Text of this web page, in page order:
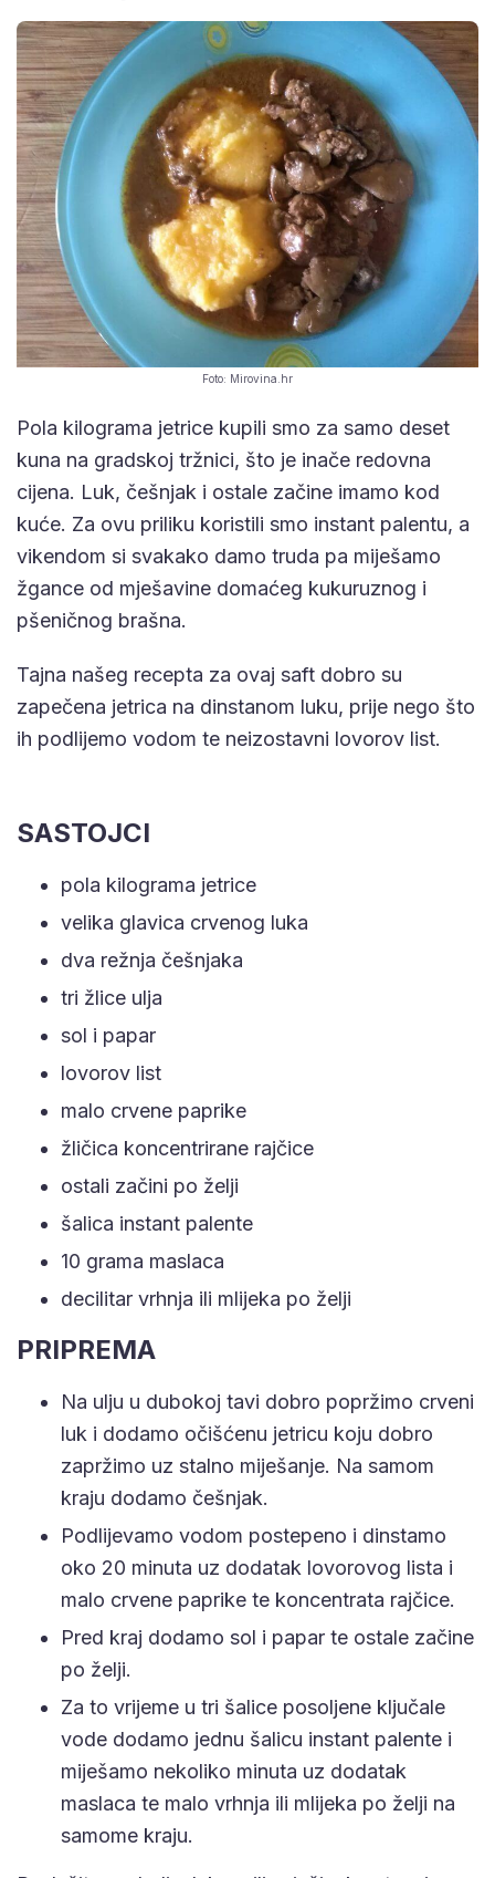
Foto: Mirovina.hr
Pola kilograma jetrice kupili smo za samo deset
kuna na gradskoj tržnici, što je inače redovna
cijena. Luk, češnjak i ostale začine imamo kod
kuće. Za ovu priliku koristili smo instant palentu, a
vikendom si svakako damo truda pa miješamo
žgance od mješavine domaćeg kukuruznog i
pšeničnog brašna.
Tajna našeg recepta za ovaj saft dobro su
zapečena jetrica na dinstanom luku, prije nego što
ih podlijemo vodom te neizostavni lovorov list.
SASTOJCI
pola kilograma jetrice
velika glavica crvenog luka
dva režnja češnjaka
tri žlice ulja
sol i papar
lovorov list
malo crvene paprike
žličica koncentrirane rajčice
ostali začini po želji
šalica instant palente
10 grama maslaca
decilitar vrhnja ili mlijeka po želji
PRIPREMA
Na ulju u dubokoj tavi dobro popržimo crveni
luk i dodamo očišćenu jetricu koju dobro
zapržimo uz stalno miješanje. Na samom
kraju dodamo češnjak.
Podlijevamo vodom postepeno i dinstamo
oko 20 minuta uz dodatak lovorovog lista i
malo crvene paprike te koncentrata rajčice.
Pred kraj dodamo sol i papar te ostale začine
po želji.
Za to vrijeme u tri šalice posoljene ključale
vode dodamo jednu šalicu instant palente i
miješamo nekoliko minuta uz dodatak
maslaca te malo vrhnja ili mlijeka po želji na
samome kraju.